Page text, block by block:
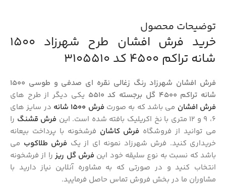
توضیحات محصول
خرید فرش افشان طرح شهرزاد 1500
شانه تراکم 4500 کد 3105510
فرش افشان شهرزاد رنگ زغالی نقره ای صدفی و طوسی 1500
شانه تراکم 4500 گل برجسته کد 5510
یکی دیگر از طرح های
فرش افشان می باشد که به صورت فرش ۱۵۰۰ شانه
در سایز های
6، 9 و 12 متری با نخ اکریلیک بافته شده است. این
فرش قشنگ را
می توانید از فروشگاه فرش کاشان فرشخونه با پرداخت بیعانه
خریداری کنید. فرش شهرزاد نمونه ای از یک فرش طلاکوب می
باشد که نسبت به نوع سلیقه خود این فرش گل ریزرا از فرشخونه
انتخاب کنید و در صورتی که به مشاوره آنلاین نیاز دارید با
مشاوران ما در بخش فروش تماس حاصل فرمایید.